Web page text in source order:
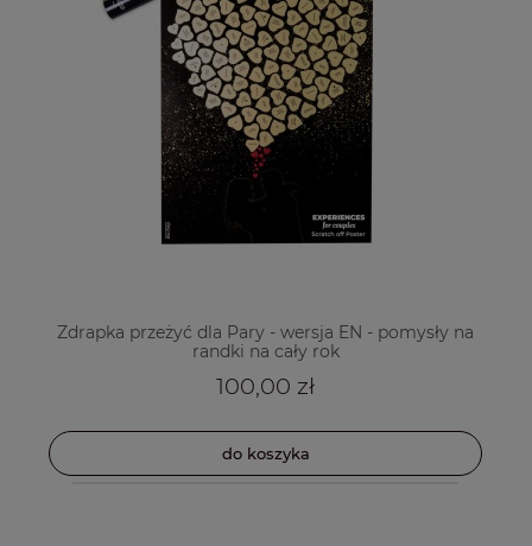
Zdrapka przeżyć dla Pary - wersja EN - pomysły na
randki na cały rok
100,00 zł
do koszyka